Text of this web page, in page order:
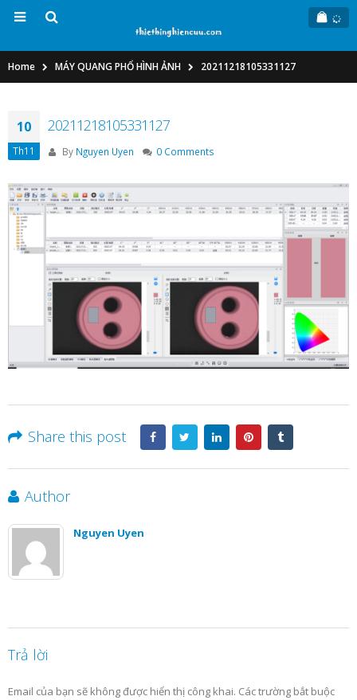
Home MÁY QUANG PHỔ HÌNH ẢNH 20211218105331127
10
Th11
20211218105331127
By Nguyen Uyen 0 Comments
Share this post
Author
Nguyen Uyen
Trả lời
Email của bạn sẽ không được hiển thị công khai. Các trường bắt buộc